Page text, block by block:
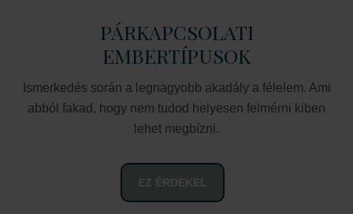
PÁRKAPCSOLATI
EMBERTÍPUSOK
Ismerkedés során a legnagyobb akadály a félelem. Ami
abból fakad, hogy nem tudod helyesen felmérni kiben
lehet megbízni.
EZ ÉRDEKEL